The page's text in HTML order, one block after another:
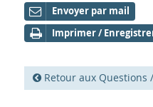
Envoyer par mail
Imprimer /
Retour aux Questions